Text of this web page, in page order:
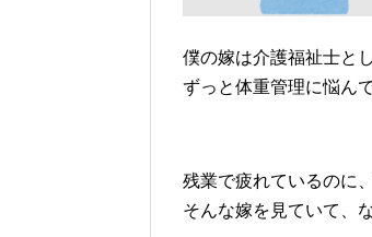
僕の嫁は介護福祉士と
ずっと体重管理に悩ん
残業で疲れているのに
そんな嫁を見ていて、